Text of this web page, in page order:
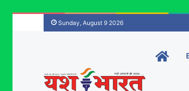
Sunday, August 9 2026